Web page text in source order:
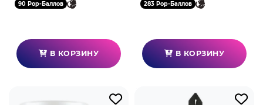
90 Pop-Баллов
В КОРЗИНУ
283 Pop-Баллов
В КОРЗИНУ